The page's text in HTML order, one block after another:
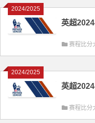
2024/2025
英超
赛程比分
2024/2025
英超
赛程比分